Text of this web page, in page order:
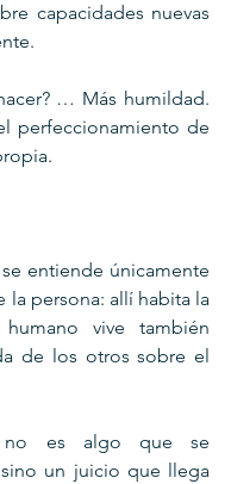
capacidades nuevas
… Más humildad.
perfeccionamiento de
entiende únicamente
la persona: allí habita la
vive también
de los otros sobre el
no es algo que se
un juicio que llega